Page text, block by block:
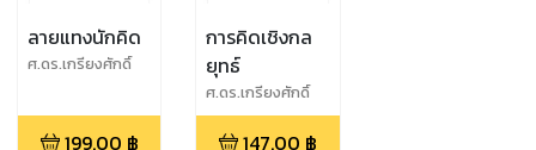
ลายแทงนักคิด
ศ.ดร.เกรียงศักดิ์
199.00 ฿
การคิดเชิงกล
ยุทธ์
ศ.ดร.เกรียงศักดิ์
เจริญวงศ์ศักดิ์
147.00 ฿